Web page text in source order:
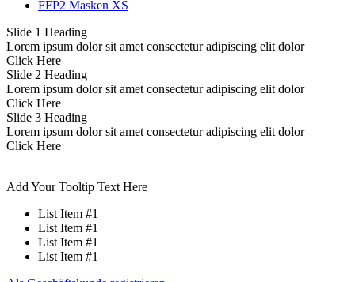
FFP2 Masken XS
Slide 1 Heading
Lorem ipsum dolor sit amet consectetur adipiscing elit dolor
Click Here
Slide 2 Heading
Lorem ipsum dolor sit amet consectetur adipiscing elit dolor
Click Here
Slide 3 Heading
Lorem ipsum dolor sit amet consectetur adipiscing elit dolor
Click Here
Add Your Tooltip Text Here
List Item #1
List Item #1
List Item #1
List Item #1